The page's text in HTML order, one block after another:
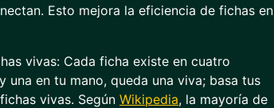
Esto mejora la eficiencia de fichas en
vivas: Cada ficha existe en cuatro
una en tu mano, queda una viva; basa tus
vivas. Según Wikipedia, la mayoría de